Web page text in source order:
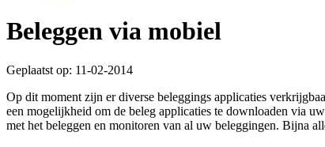
Beleggen via mobiel
Geplaatst op: 11-02-2014
Op dit moment zijn er diverse beleggings applicaties
een mogelijkheid om de beleg applicaties te downloaden via
met het beleggen en monitoren van al uw beleggingen. Bijna